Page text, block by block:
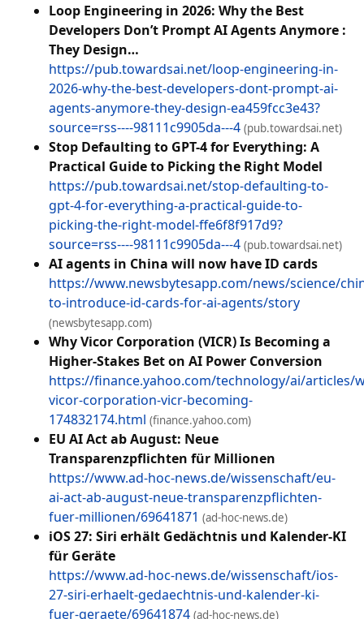
Loop Engineering in 2026: Why the Best
Developers Don’t Prompt AI Agents Anymore :
They Design…
https://pub.towardsai.net/loop-engineering-in-
2026-why-the-best-developers-dont-prompt-ai-
agents-anymore-they-design-ea459fcc3e43?
source=rss----98111c9905da---4 (pub.towardsai.net)
Stop Defaulting to GPT-4 for Everything: A
Practical Guide to Picking the Right Model
https://pub.towardsai.net/stop-defaulting-to-
gpt-4-for-everything-a-practical-guide-to-
picking-the-right-model-ffe6f8f917d9?
source=rss----98111c9905da---4 (pub.towardsai.net)
AI agents in China will now have ID cards
https://www.newsbytesapp.com/news/science/
to-introduce-id-cards-for-ai-agents/story
(newsbytesapp.com)
Why Vicor Corporation (VICR) Is Becoming a
Higher-Stakes Bet on AI Power Conversion
https://finance.yahoo.com/technology/ai/articles/
vicor-corporation-vicr-becoming-
174832174.html (finance.yahoo.com)
EU AI Act ab August: Neue
Transparenzpflichten für Millionen
https://www.ad-hoc-news.de/wissenschaft/eu-
ai-act-ab-august-neue-transparenzpflichten-
fuer-millionen/69641871 (ad-hoc-news.de)
iOS 27: Siri erhält Gedächtnis und Kalender-KI
für Geräte
https://www.ad-hoc-news.de/wissenschaft/ios-
27-siri-erhaelt-gedaechtnis-und-kalender-ki-
fuer-geraete/69641874 (ad-hoc-news.de)